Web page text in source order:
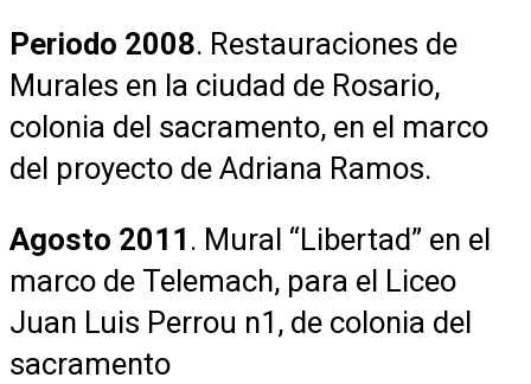
Periodo 2008. Restauraciones de
Murales en la ciudad de Rosario,
colonia del sacramento, en el marco
del proyecto de Adriana Ramos.
Agosto 2011 . Mural “Libertad” en el
marco de Telemach, para el Liceo
Juan Luis Perrou n1, de colonia del
sacramento